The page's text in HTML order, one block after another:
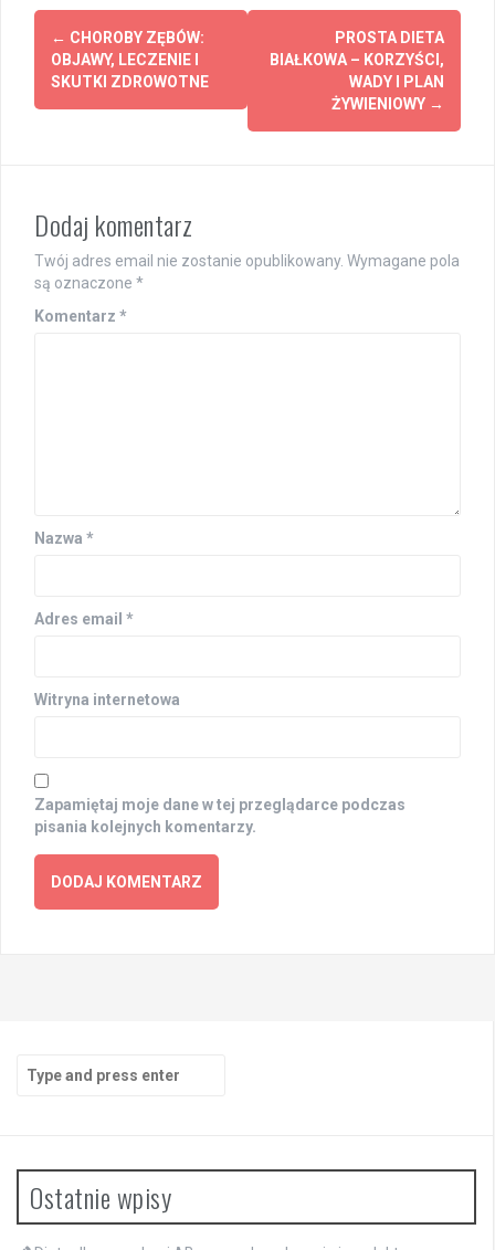
Post
navigation
← CHOROBY ZĘBÓW:
OBJAWY, LECZENIE I
SKUTKI ZDROWOTNE
PROSTA DIETA
BIAŁKOWA – KORZYŚCI,
WADY I PLAN
ŻYWIENIOWY →
Dodaj komentarz
Twój adres email nie zostanie opublikowany. Wymagane pola
są oznaczone *
Komentarz *
Nazwa *
Adres email *
Witryna internetowa
Zapamiętaj moje dane w tej przeglądarce podczas
pisania kolejnych komentarzy.
for:
Ostatnie wpisy